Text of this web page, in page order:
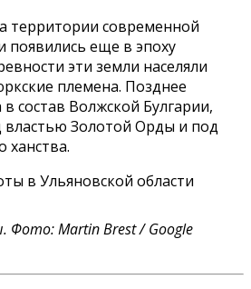
территории современной
появились еще в эпоху
эти земли населяли
племена. Позднее
состав Волжской Булгарии,
властью Золотой Орды и под
ханства.
Фото: Martin Brest / Google